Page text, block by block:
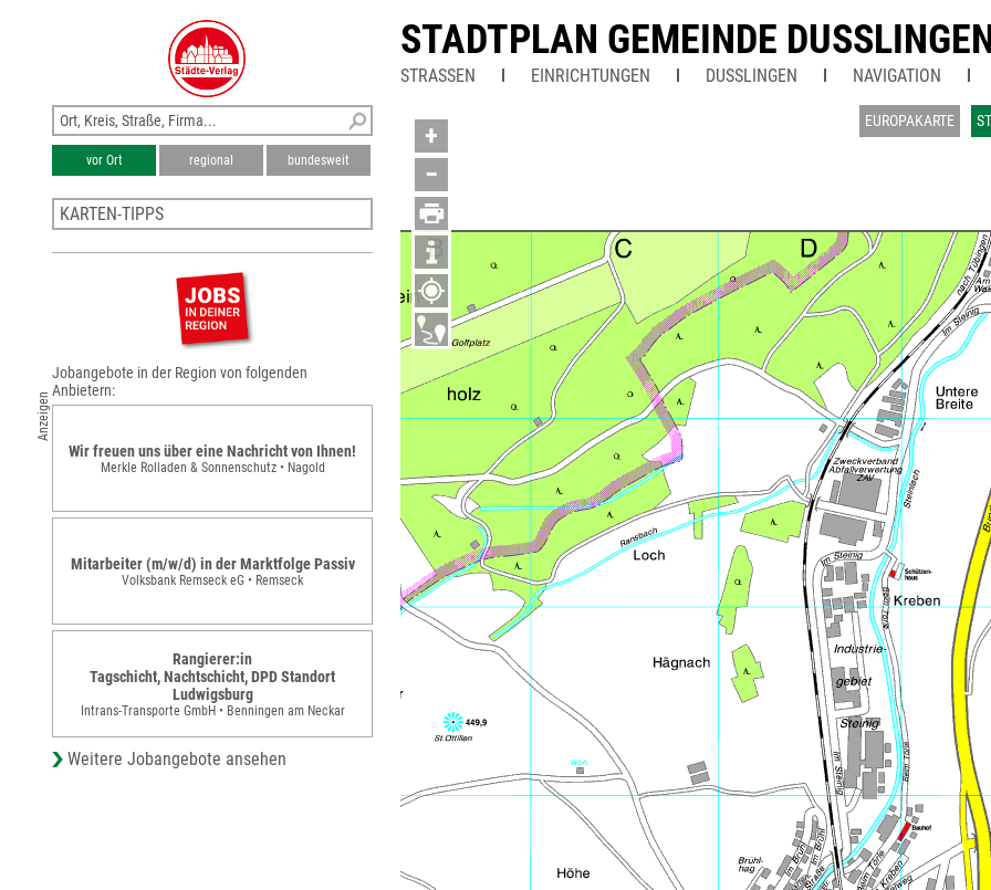
STADTPLAN GEMEINDE
STRASSEN EINRICHTUNGEN DUSSLINGEN NAVIGATION
EUROPAKARTE
+
−
vor Ort regional bundesweit
KARTEN-TIPPS
Stadtplan Rottenburg am Neckar
Stadtplan Hechingen
Anzeigen
Jobangebote in der Region von folgenden
Anbietern:
Wir freuen uns über eine Nachricht von Ihnen!
Merkle Rolladen & Sonnenschutz • Nagold
Mitarbeiter (m/w/d) in der Marktfolge Passiv
Volksbank Remseck eG • Remseck
Rangierer:in
Tagschicht, Nachtschicht, DPD Standort
Ludwigsburg
Intrans-Transporte GmbH • Benningen am Neckar
Weitere Jobangebote ansehen